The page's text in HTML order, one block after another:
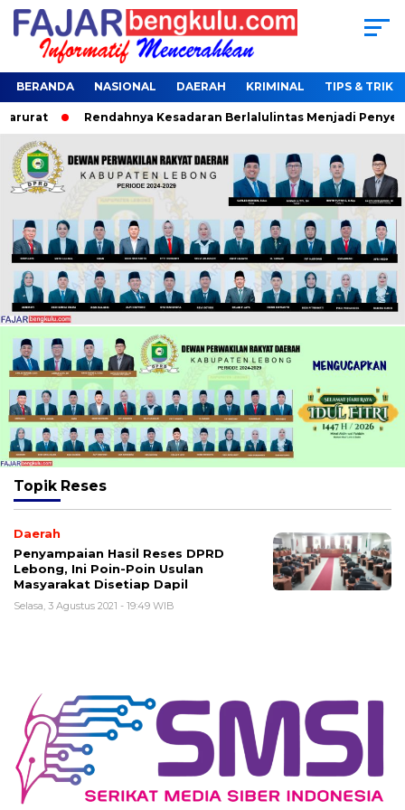
BERANDA NASIONAL DAERAH KRIMINAL TIPS & TRIK
Rendahnya Kesadaran Berlalulintas Menjadi
Topik Reses
Daerah
Penyampaian Hasil Reses DPRD
Lebong, Ini Poin-Poin Usulan
Masyarakat Disetiap Dapil
Selasa, 3 Agustus 2021 - 19:49 WIB